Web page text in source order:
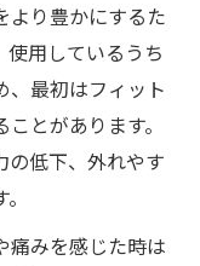
より豊かにするた
用しているうち
、最初はフィット
とがあります。
の低下、外れやす
痛みを感じた時は